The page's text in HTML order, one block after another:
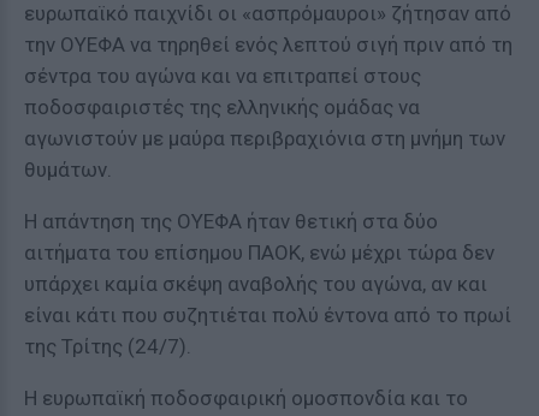
ευρωπαϊκό παιχνίδι οι «ασπρόμαυροι» ζήτησαν από
την ΟΥΕΦΑ να τηρηθεί ενός λεπτού σιγή πριν από τη
σέντρα του αγώνα και να επιτραπεί στους
ποδοσφαιριστές της ελληνικής ομάδας να
αγωνιστούν με μαύρα περιβραχιόνια στη μνήμη των
θυμάτων.
Η απάντηση της ΟΥΕΦΑ ήταν θετική στα δύο
αιτήματα του επίσημου ΠΑΟΚ, ενώ μέχρι τώρα δεν
υπάρχει καμία σκέψη αναβολής του αγώνα, αν και
είναι κάτι που συζητιέται πολύ έντονα από το πρωί
της Τρίτης (24/7).
Η ευρωπαϊκή ποδοσφαιρική ομοσπονδία και το